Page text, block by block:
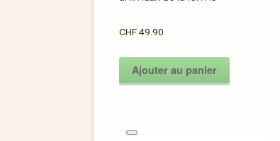
CHF49.90
Ajouter au panier